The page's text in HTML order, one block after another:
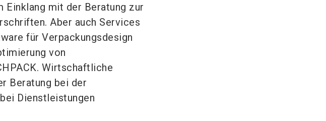
mit der Beratung zur
Aber auch Services
für Verpackungsdesign
von
Wirtschaftliche
Beratung bei der
Dienstleistungen